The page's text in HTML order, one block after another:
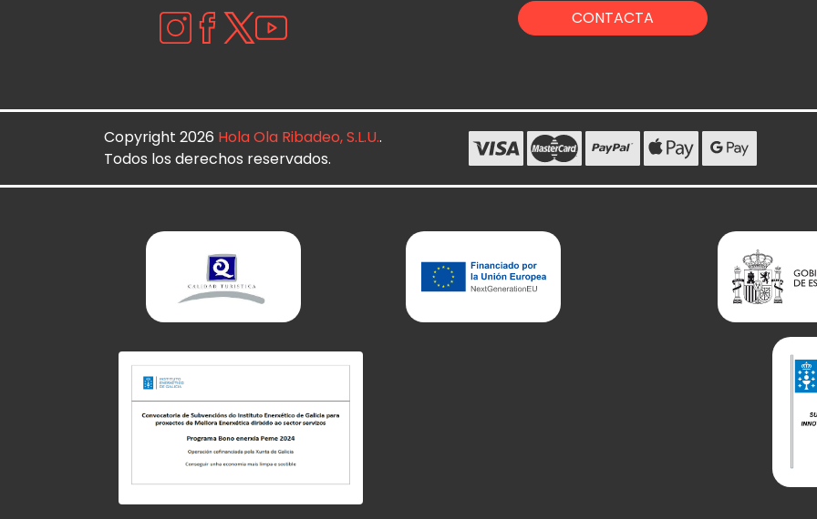
CONTACTA
Copyright 2026 Hola Ola Ribadeo, S.L.U..
Todos los derechos reservados.